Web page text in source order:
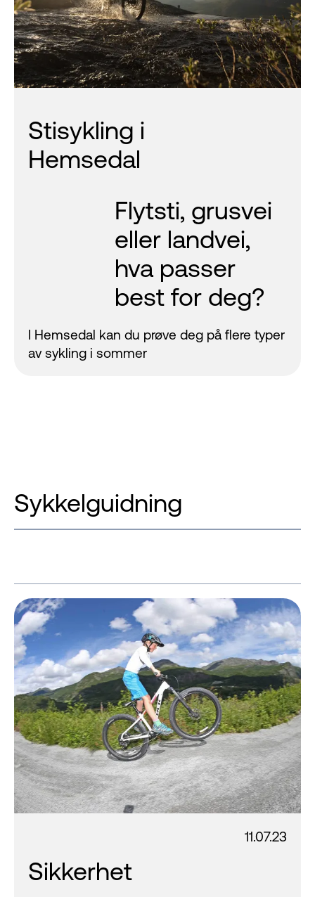
Stisykling i
Hemsedal
Flytsti, grusvei
eller landvei,
hva passer
best for deg?
I Hemsedal kan du prøve deg på flere typer
av sykling i sommer
Sykkelguidning
11.07.23
Sikkerhet